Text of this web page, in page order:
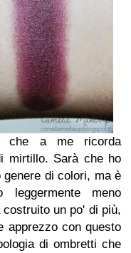
che a me ricorda
mirtillo. Sarà che ho
di colori, ma è
meno
un po' di più,
apprezzo con questo
di ombretti che